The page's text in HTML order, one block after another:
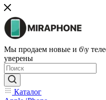
Мы продаем новые и б\у
уверены
Каталог